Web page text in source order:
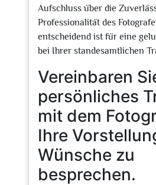
Aufschluss über die
Professionalität des
entscheidend ist für eine
bei Ihrer standesamtlichen
Vereinbaren
persönliches
mit dem
Ihre
Wünsche zu
besprechen.